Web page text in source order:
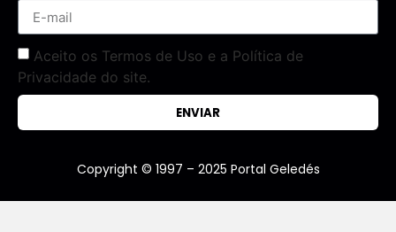
Aceito os Termos de Uso e a Política de
Privacidade do site.
ENVIAR
Copyright © 1997 – 2025 Portal Geledés